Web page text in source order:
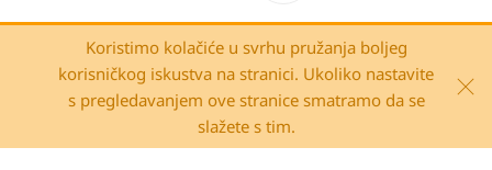
Koristimo kolačiće u svrhu pružanja boljeg
korisničkog iskustva na stranici. Ukoliko nastavite
s pregledavanjem ove stranice smatramo da se
slažete s tim.